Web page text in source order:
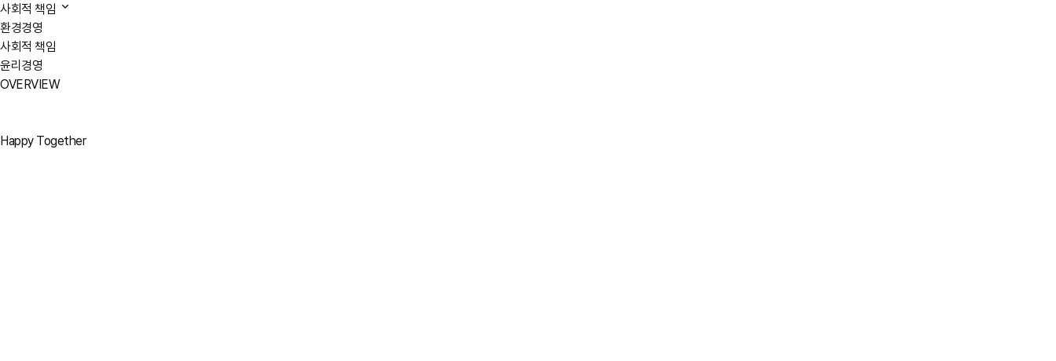
사회적 책임
환경경영
사회적 책임
윤리경영
OVERVIEW
Happy Together